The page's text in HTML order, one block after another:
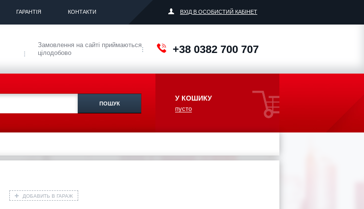
ГАРАНТІЯ КОНТАКТИ ВХІД В ОСОБИСТИЙ КАБІНЕТ
Замовлення на сайті приймаються
цілодобово
+38 0382 700 707
У КОШИКУ
пусто
ДОБАВИТЬ В ГАРАЖ